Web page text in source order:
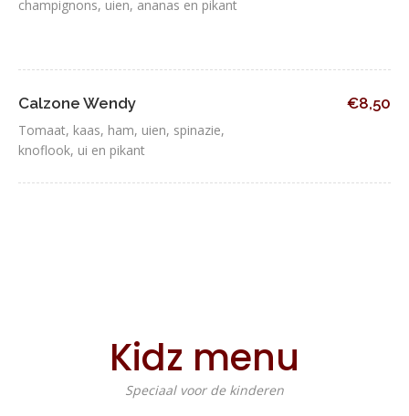
champignons, uien, ananas en pikant
Calzone Wendy
Tomaat, kaas, ham, uien, spinazie,
knoflook, ui en pikant
€8,50
Kidz menu
Speciaal voor de kinderen